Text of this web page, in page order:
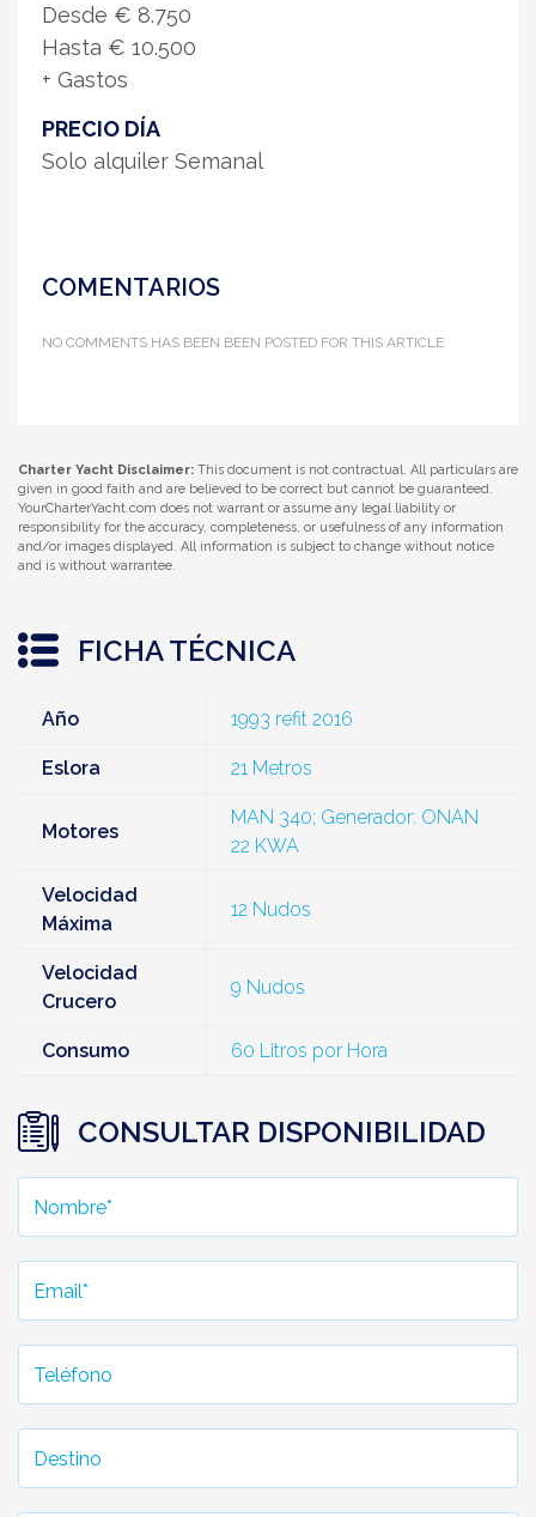
Desde € 8.750
Hasta € 10.500
+ Gastos
PRECIO DÍA
Solo alquiler Semanal
COMENTARIOS
NO COMMENTS HAS BEEN BEEN POSTED FOR THIS ARTICLE
Charter Yacht Disclaimer: This document is not contractual. All particulars are
given in good faith and are believed to be correct but cannot be guaranteed.
YourCharterYacht.com does not warrant or assume any legal liability or
responsibility for the accuracy, completeness, or usefulness of any information
and/or images displayed. All information is subject to change without notice
and is without warrantee.
FICHA TÉCNICA
Año 1993 refit 2016
Eslora 21 Metros
Motores
MAN 340; Generador: ONAN
22 KWA
Velocidad
Máxima
12 Nudos
Velocidad
Crucero
9 Nudos
Consumo 60 Litros por Hora
CONSULTAR DISPONIBILIDAD